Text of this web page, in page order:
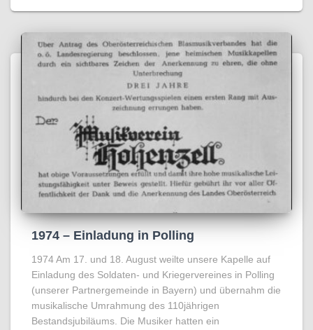
1974 – Einladung in Polling
1974 Am 17. und 18. August weilte unsere Kapelle auf
Einladung des Soldaten- und Kriegervereines in Polling
(unserer Partnergemeinde in Bayern) und übernahm die
musikalische Umrahmung des 110jährigen
Bestandsjubiläums. Die Musiker hatten ein